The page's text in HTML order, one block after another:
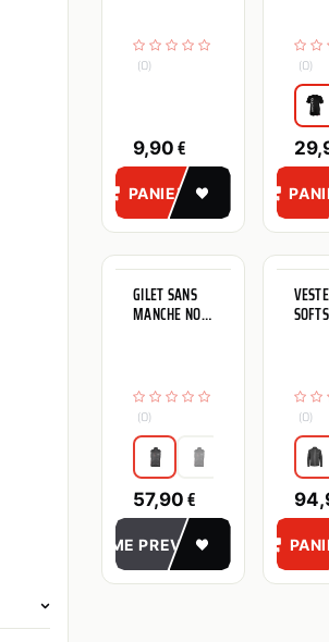
GTECHNIQ
(0)
9,90 €
PANIER
(0)
INDISPONIBLE
GILET SANS
MANCHE NOIR
(0)
57,90 €
ME PREVENIR
VESTE
(0)